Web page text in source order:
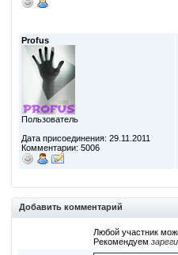
Profus
Пользователь
Дата присоединения: 29.11.2011
Комментарии: 5006
Добавить комментарий
Любой участник
Рекомендуем